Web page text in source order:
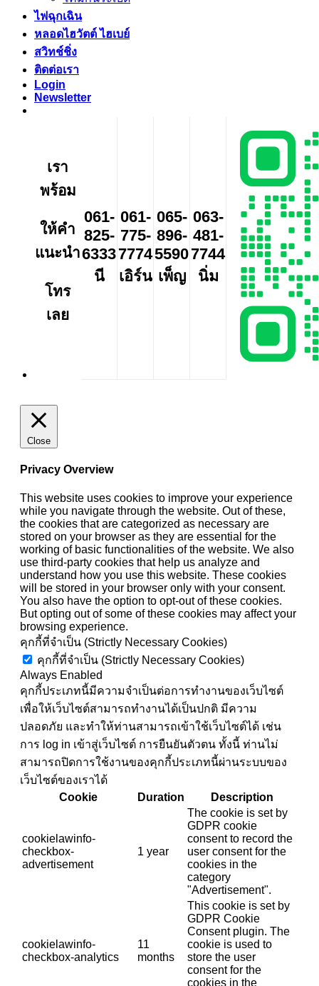
ไฟฉุกเฉิน
หลอดไฮวัตต์ ไฮเบย์
สวิทช์ชิ่ง
ติดต่อเรา
Login
Newsletter
เรา
พร้อม
ให้คำ
แนะนำ
โทร
เลย
061-
825-
6333
นี
061-
775-
7774
เอิร์น
065-
896-
5590
เพ็ญ
063-
481-
7744
นิ่ม
Close
Privacy Overview
This website uses cookies to improve your experience
while you navigate through the website. Out of these,
the cookies that are categorized as necessary are
stored on your browser as they are essential for the
working of basic functionalities of the website. We also
use third-party cookies that help us analyze and
understand how you use this website. These cookies
will be stored in your browser only with your consent.
You also have the option to opt-out of these cookies.
But opting out of some of these cookies may affect your
browsing experience.
คุกกี้ที่จำเป็น (Strictly Necessary Cookies)
คุกกี้ที่จำเป็น (Strictly Necessary Cookies)
Always Enabled
คุกกี้ประเภทนี้มีความจำเป็นต่อการทำงานของเว็บไซต์
เพื่อให้เว็บไซต์สามารถทำงานได้เป็นปกติ มีความ
ปลอดภัย และทำให้ท่านสามารถเข้าใช้เว็บไซต์ได้ เช่น
การ log in เข้าสู่เว็บไซต์ การยืนยันตัวตน ทั้งนี้ ท่านไม่
สามารถปิดการใช้งานของคุกกี้ประเภทนี้ผ่านระบบของ
เว็บไซต์ของเราได้
Cookie
Duration Description
cookielawinfo-
checkbox-
advertisement
1 year
The cookie is set by
GDPR cookie
consent to record the
user consent for the
cookies in the
category
"Advertisement".
cookielawinfo-
checkbox-analytics
11
months
This cookie is set by
GDPR Cookie
Consent plugin. The
cookie is used to
store the user
consent for the
cookies in the